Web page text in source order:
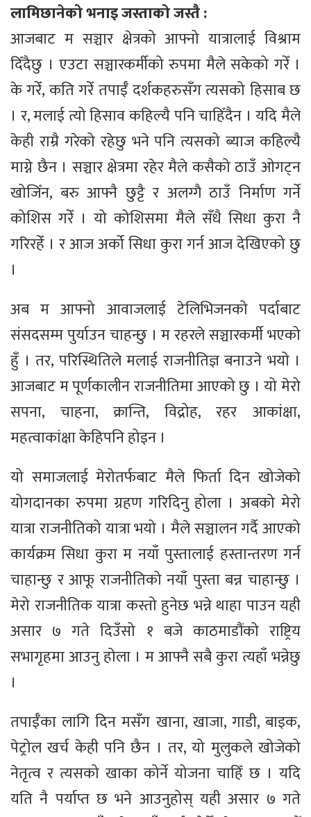
लामिछानेको भनाइ जस्ताको जस्तै :
आजबाट म सञ्चार क्षेत्रको आफ्नो यात्रालाई विश्राम
दिँदैछु । एउटा सञ्चारकर्मीको रुपमा मैले सकेको गरेँ ।
के गरेँ, कति गरेँ तपाईँ दर्शकहरुसँग त्यसको हिसाब छ
। र, मलाई त्यो हिसाव कहिल्यै पनि चाहिँदैन । यदि मैले
केही राम्रै गरेको रहेछु भने पनि त्यसको ब्याज कहिल्यै
माग्ने छैन । सञ्चार क्षेत्रमा रहेर मैले कसैको ठाउँ ओगट्न
खोजिँन, बरु आफ्नै छुट्टै र अलग्गै ठाउँ निर्माण गर्ने
कोशिस गरेँ । यो कोशिसमा मैले सँधै सिधा कुरा नै
गरिरहेँ । र आज अर्को सिधा कुरा गर्न आज देखिएको छु
।
अब म आफ्नो आवाजलाई टेलिभिजनको पर्दाबाट
संसदसम्म पुर्याउन चाहन्छु । म रहरले सञ्चारकर्मी भएको
हुँ । तर, परिस्थितिले मलाई राजनीतिज्ञ बनाउने भयो ।
आजबाट म पूर्णकालीन राजनीतिमा आएको छु । यो मेरो
सपना, चाहना, क्रान्ति, विद्रोह, रहर आकांक्षा,
महत्वाकांक्षा केहिपनि होइन ।
यो समाजलाई मेरोतर्फबाट मैले फिर्ता दिन खोजेको
योगदानका रुपमा ग्रहण गरिदिनु होला । अबको मेरो
यात्रा राजनीतिको यात्रा भयो । मैले सञ्चालन गर्दै आएको
कार्यक्रम सिधा कुरा म नयाँ पुस्तालाई हस्तान्तरण गर्न
चाहान्छु र आफू राजनीतिको नयाँ पुस्ता बन्न चाहान्छु ।
मेरो राजनीतिक यात्रा कस्तो हुनेछ भन्ने थाहा पाउन यही
असार ७ गते दिउँसो १ बजे काठमाडौंको राष्ट्रिय
सभागृहमा आउनु होला । म आफ्नै सबै कुरा त्यहाँ भन्नेछु
।
तपाईँका लागि दिन मसँग खाना, खाजा, गाडी, बाइक,
पेट्रोल खर्च केही पनि छैन । तर, यो मुलुकले खोजेको
नेतृत्व र त्यसको खाका कोर्ने योजना चाहिँ छ । यदि
यति नै पर्याप्त छ भने आउनुहोस् यही असार ७ गते